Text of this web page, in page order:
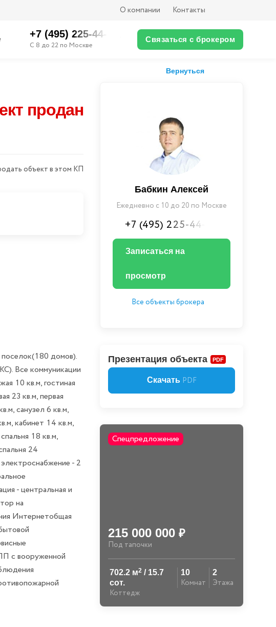
О компании Контакты
+7 (495) 225-44-XX
С 8 до 22 по Москве
Связаться с брокером
Вернуться
продан
объект в этом КП
домов).
Все коммуникации
10 кв.м, гостиная
23 кв.м, первая
санузел 6 кв.м,
кабинет 14 кв.м,
18 кв.м,
24
- 2
- центральная и
на
Интернетобщая
с вооруженной
Бабкин Алексей
Ежедневно с 10 до 20 по Москве
+7 (495) 225-44-XX
Записаться на
просмотр
Все объекты брокера
Презентация объекта PDF
Скачать PDF
Спецпредложение
215 000 000 ₽
Под тапочки
702.2 м2 / 15.7
сот.
Коттедж
10
Комнат
2
Этажа